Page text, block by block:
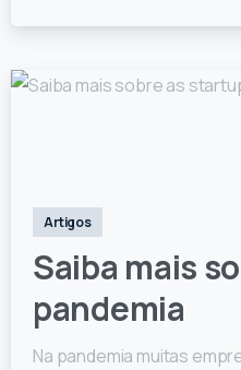
Artigos
Saiba mais
pandemia
Na pandemia muitas